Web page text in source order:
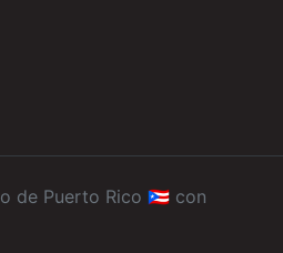
de Puerto Rico 🇵🇷 con